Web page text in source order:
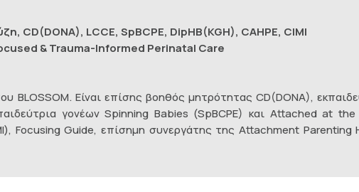
CD(DONA), LCCE, SpBCPE, DipHB(KGH), CAHPE, CIMI
& Trauma-Informed Perinatal Care
BLOSSOM. Είναι επίσης βοηθός μητρότητας CD(DONA),
γονέων Spinning Babies (SpBCPE) και Attached at
Focusing Guide, επίσημη συνεργάτης της Attachment Parenting